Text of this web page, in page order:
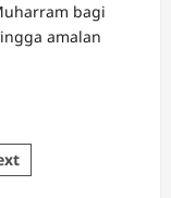
bagi
amalan